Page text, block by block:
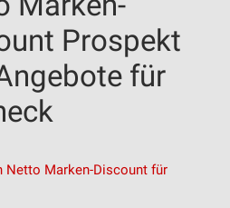
Prospekt
für
Netto Marken-Discount für